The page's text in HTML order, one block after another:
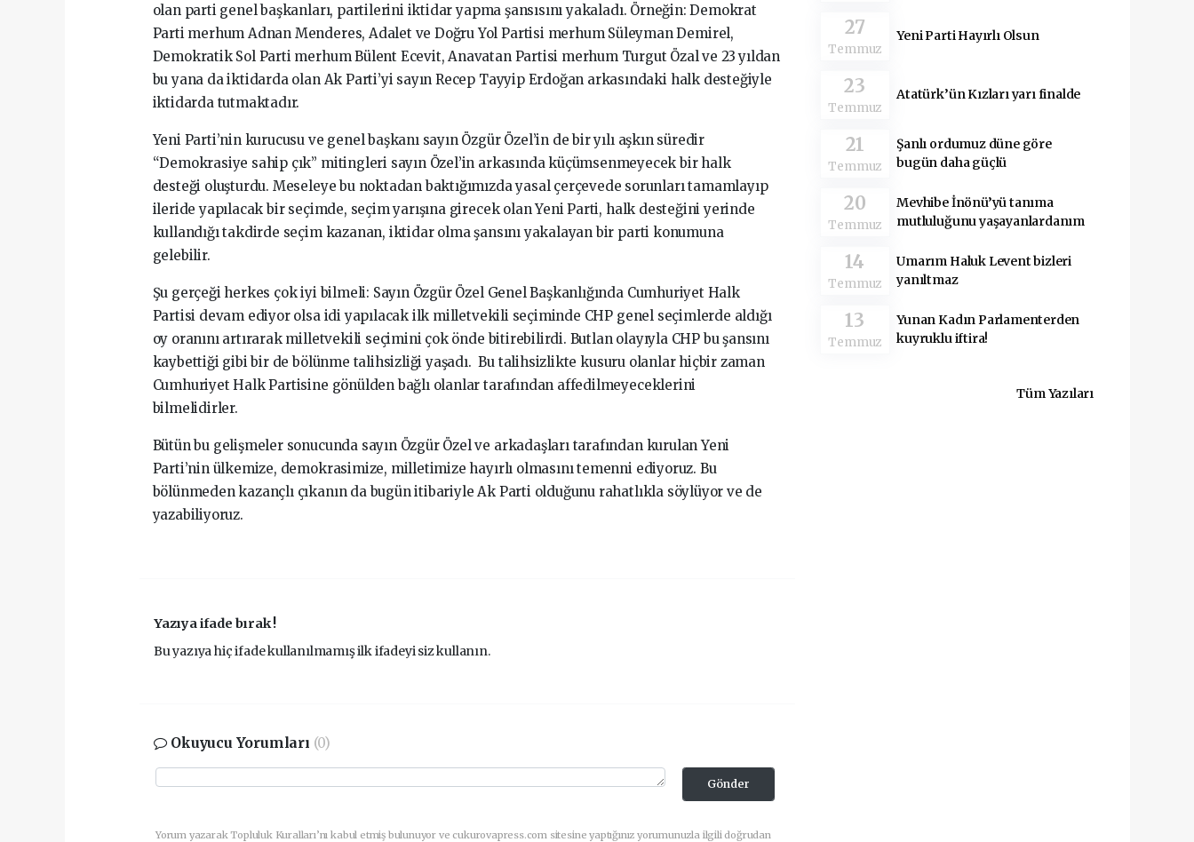
olan parti genel başkanları, partilerini iktidar yapma şansısını yakaladı. Örneğin: Demokrat
Parti merhum Adnan Menderes, Adalet ve Doğru Yol Partisi merhum Süleyman Demirel,
Demokratik Sol Parti merhum Bülent Ecevit, Anavatan Partisi merhum Turgut Özal ve 23 yıldan
bu yana da iktidarda olan Ak Parti’yi sayın Recep Tayyip Erdoğan arkasındaki halk desteğiyle
iktidarda tutmaktadır.
Yeni Parti’nin kurucusu ve genel başkanı sayın Özgür Özel’in de bir yılı aşkın süredir
“Demokrasiye sahip çık” mitingleri sayın Özel’in arkasında küçümsenmeyecek bir halk
desteği oluşturdu. Meseleye bu noktadan baktığımızda yasal çerçevede sorunları tamamlayıp
ileride yapılacak bir seçimde, seçim yarışına girecek olan Yeni Parti, halk desteğini yerinde
kullandığı takdirde seçim kazanan, iktidar olma şansını yakalayan bir parti konumuna
gelebilir.
Şu gerçeği herkes çok iyi bilmeli: Sayın Özgür Özel Genel Başkanlığında Cumhuriyet Halk
Partisi devam ediyor olsa idi yapılacak ilk milletvekili seçiminde CHP genel seçimlerde aldığı
oy oranını artırarak milletvekili seçimini çok önde bitirebilirdi. Butlan olayıyla CHP bu şansını
kaybettiği gibi bir de bölünme talihsizliği yaşadı. Bu talihsizlikte kusuru olanlar hiçbir zaman
Cumhuriyet Halk Partisine gönülden bağlı olanlar tarafından affedilmeyeceklerini
bilmelidirler.
Bütün bu gelişmeler sonucunda sayın Özgür Özel ve arkadaşları tarafından kurulan Yeni
Parti’nin ülkemize, demokrasimize, milletimize hayırlı olmasını temenni ediyoruz. Bu
bölünmeden kazançlı çıkanın da bugün itibariyle Ak Parti olduğunu rahatlıkla söylüyor ve de
yazabiliyoruz.
Yazıya ifade bırak !
Bu yazıya hiç ifade kullanılmamış ilk ifadeyi siz kullanın.
Okuyucu Yorumları (0)
Gönder
Yorum yazarak Topluluk Kuralları’nı kabul etmiş bulunuyor ve cukurovapress.com sitesine yaptığınız yorumunuzla ilgili doğrudan
27
Temmuz
Yeni Parti Hayırlı Olsun
23
Temmuz
Atatürk’ün Kızları yarı finalde
21
Temmuz
Şanlı ordumuz düne göre
bugün daha güçlü
20
Temmuz
Mevhibe İnönü’yü tanıma
mutluluğunu yaşayanlardanım
14
Temmuz
Umarım Haluk Levent bizleri
yanıltmaz
13
Temmuz
Yunan Kadın Parlamenterden
kuyruklu iftira!
Tüm Yazıları